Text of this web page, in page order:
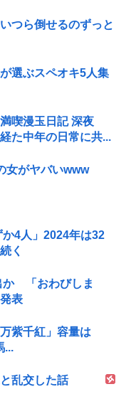
つら倒せるのずっと
選ぶスペオキ5人集
喫漫玉日記 深夜
た中年の日常に共...
女がヤバいwww
4人」2024年は32
く
か 「おわびしま
表
紫千紅」容量は
...
乱交した話